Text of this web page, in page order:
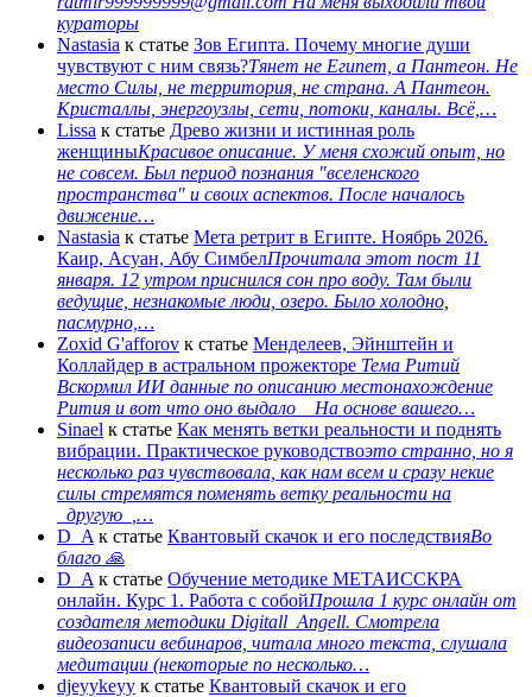
кураторы
Nastasia к статье Зов Египта. Почему многие души
чувствуют с ним связь?Тянет не Египет, а Пантеон. Не
место Силы, не территория, не страна. А Пантеон.
Кристаллы, энергоузлы, сети, потоки, каналы. Всё,…
Lissa к статье Древо жизни и истинная роль
женщиныКрасивое описание. У меня схожий опыт, но
не совсем. Был период познания "вселенского
пространства" и своих аспектов. После началось
движение…
Nastasia к статье Мета ретрит в Египте. Ноябрь 2026.
Каир, Асуан, Абу СимбелПрочитала этот пост 11
января. 12 утром приснился сон про воду. Там были
ведущие, незнакомые люди, озеро. Было холодно,
пасмурно,…
Zoxid G'afforov к статье Менделеев, Эйнштейн и
Коллайдер в астральном прожекторе Тема Ритий
Вскормил ИИ данные по описанию местонахождение
Рития и вот что оно выдало На основе вашего…
Sinael к статье Как менять ветки реальности и поднять
вибрации. Практическое руководствоэто странно, но я
несколько раз чувствовала, как нам всем и сразу некие
силы стремятся поменять ветку реальности на
_другую_,…
D_A к статье Квантовый скачок и его последствияВо
благо 🙏
D_A к статье Обучение методике МЕТАИССКРА
онлайн. Курс 1. Работа с собойПрошла 1 курс онлайн от
создателя методики Digitall_Angell. Смотрела
видеозаписи вебинаров, читала много текста, слушала
медитации (некоторые по несколько…
djeyykeyy к статье Квантовый скачок и его